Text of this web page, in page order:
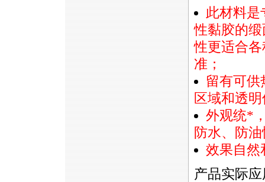
此材料是
性黏胶的
性更适合各
准；
留有可供
区域和透
外观统*
防水、防
效果自然
产品实际